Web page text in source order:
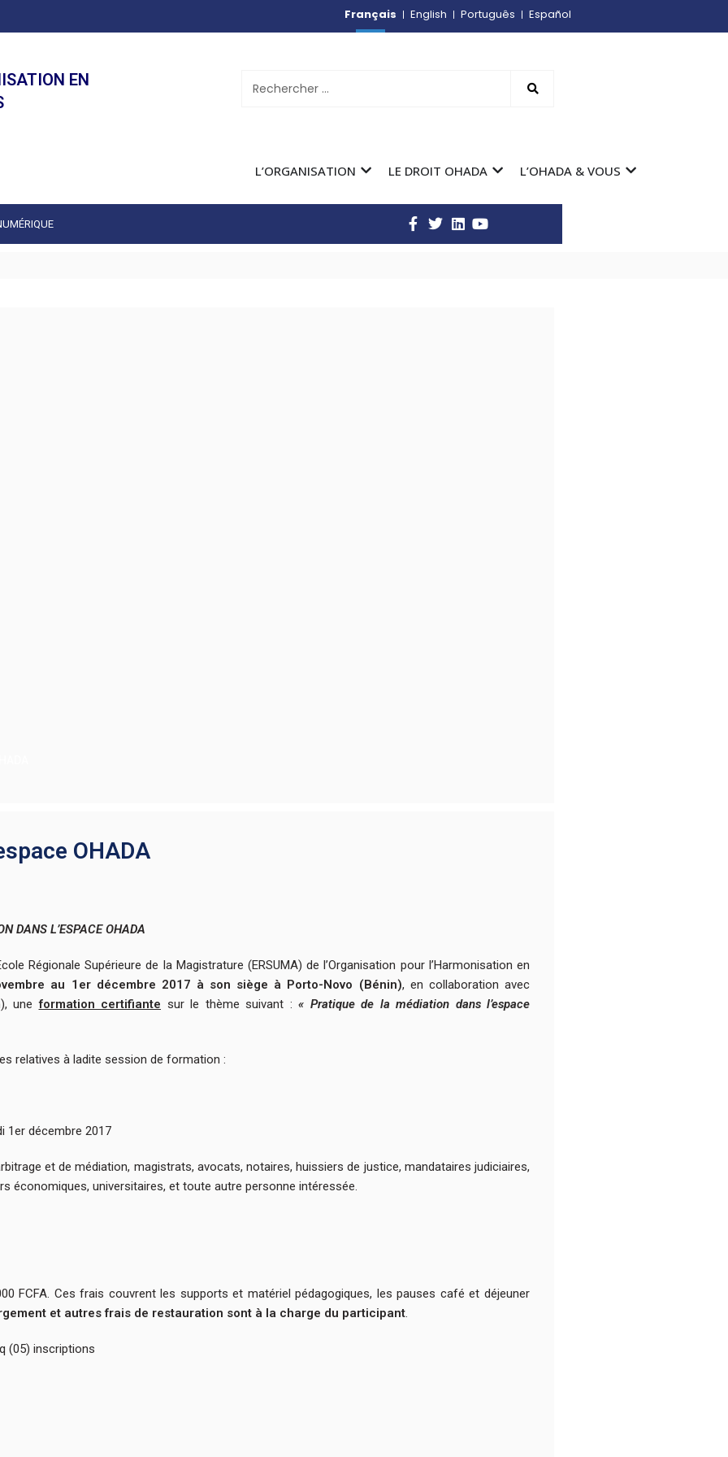
Français English Português Español
EN
L’ORGANISATION LE DROIT OHADA L’OHADA & VOUS
OHADA
DANS L’ESPACE OHADA
Régionale Supérieure de la Magistrature (ERSUMA) de l’Organisation pour l’Harmonisation en
au 1er décembre 2017 à son siège à Porto-Novo (Bénin), en collaboration avec
uneformation certifiante sur le thème suivant : « Pratique de la médiation dans l’espace
relatives à ladite session de formation :
1er décembre 2017
et de médiation, magistrats, avocats, notaires, huissiers de justice, mandataires judiciaires,
économiques, universitaires, et toute autre personne intéressée.
FCFA. Ces frais couvrent les supports et matériel pédagogiques, les pauses café et déjeuner
et autres frais de restauration sont à la charge du participant.
(05) inscriptions